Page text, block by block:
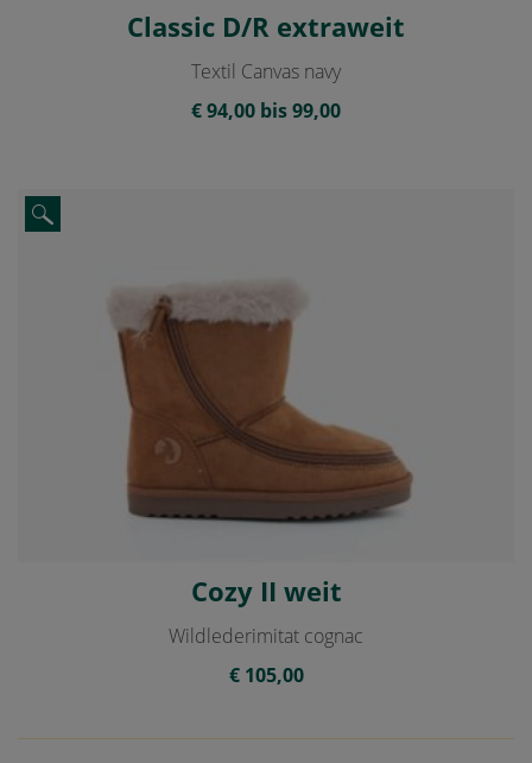
Classic D/R extraweit
Textil Canvas navy
€ 94,00 bis 99,00
Cozy II weit
Wildlederimitat cognac
€ 105,00